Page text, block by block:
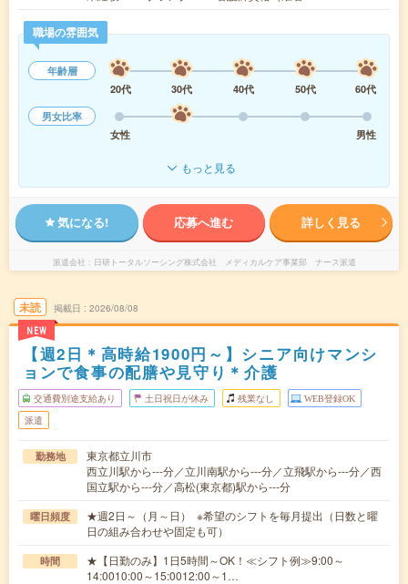
職場の雰囲気
年齢層
20代
30代 40代 50代
60代
男女比率
女性
男性
もっと見る
気になる! 応募へ進む 詳しく見る
派遣会社 日研トータルソーシング株式会社 メディカルケア事業部 ナース派遣
未読
NEW
掲載日 2026/08/08
【週2日＊高時給1900円～】シニア向けマンシ
ョンで食事の配膳や見守り＊介護
交通費別途支給あり 土日祝日が休み 残業なし WEB登録OK
派遣
勤務地
東京都立川市
西立川駅から---分／立川南駅から---分／立飛駅から---分／西
国立駅から---分／高松(東京都)駅から---分
曜日頻度
★週2日～（月～日） ※希望のシフトを毎月提出（日数と曜
日の組み合わせや固定も可）
時間
★【日勤のみ】1日5時間～OK！≪シフト例≫9:00～
14:0010:00～15:0012:00～1…